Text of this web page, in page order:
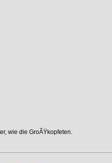
wie die GroÃŸkopfeten.